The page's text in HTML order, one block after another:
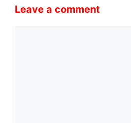
Leave a comment